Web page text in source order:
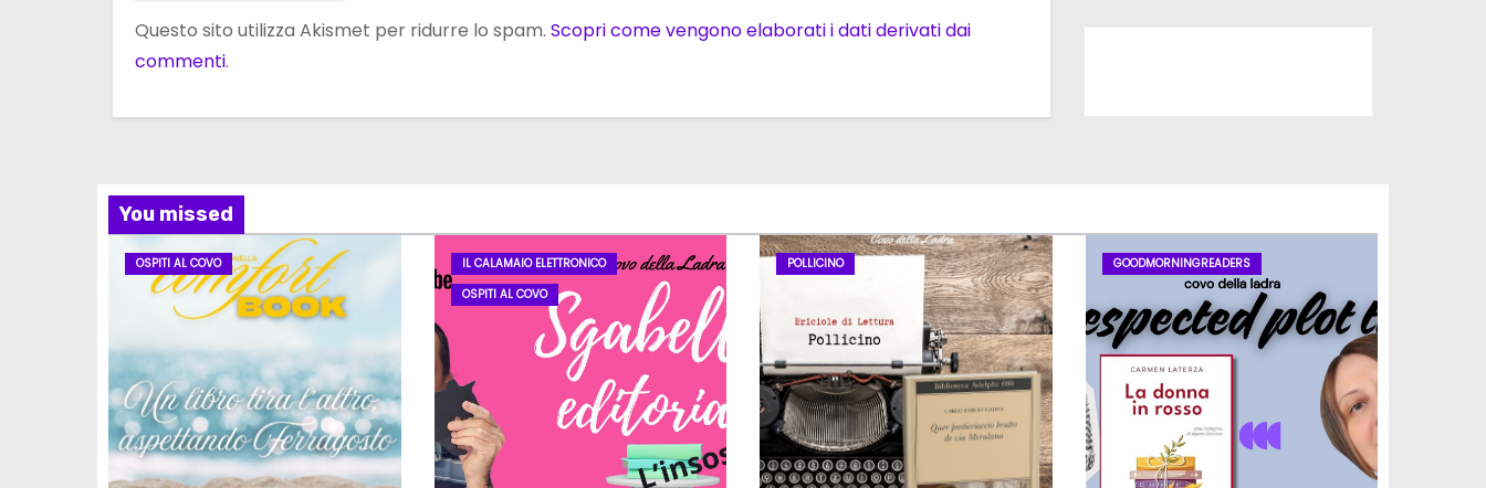
Questo sito utilizza Akismet per ridurre lo spam. Scopri come vengono elaborati i dati derivati dai
commenti.
You missed
OSPITI AL COVO
IL CALAMAIO ELETTRONICO
OSPITI AL COVO
POLLICINO GOODMORNINGREADERS